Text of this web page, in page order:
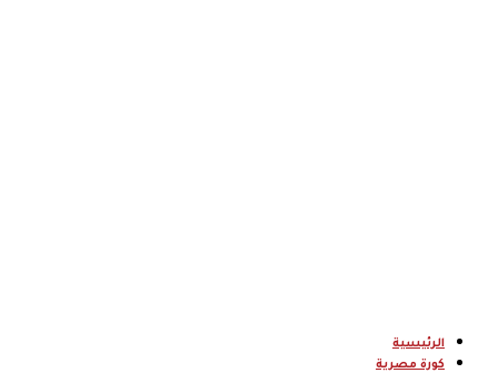
الرئيسية
كورة مصرية